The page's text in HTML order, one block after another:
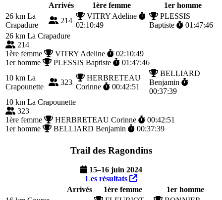
Arrivés
1ère femme
1er homme
26 km La
Crapadure
214
VITRY Adeline
02:10:49
PLESSIS
Baptiste
01:47:46
26 km La Crapadure
214
1ère femme
VITRY Adeline
02:10:49
1er homme
PLESSIS Baptiste
01:47:46
10 km La
Crapounette
323
HERBRETEAU
Corinne
00:42:51
BELLIARD
Benjamin
00:37:39
10 km La Crapounette
323
1ère femme
HERBRETEAU Corinne
00:42:51
1er homme
BELLIARD Benjamin 00:37:39
Trail des Ragondins
15–16 juin 2024
Les résultats
Arrivés
1ère femme
1er homme